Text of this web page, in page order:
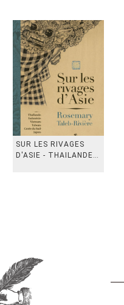
SUR LES RIVAGES
D'ASIE - THAILANDE,